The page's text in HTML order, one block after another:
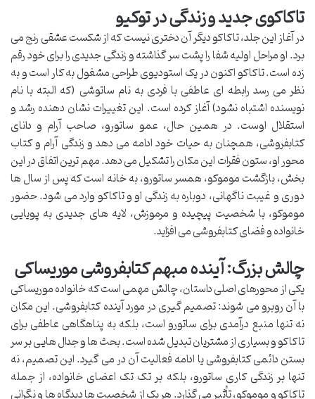
تاکاکوی جدید و زندگی در توکیو
در آغاز این جلد، تاکاکو دیگر آن دختری نیست که از شکست عشقی رنج می
برد. او مراحل اولیه شفا را پشت سر گذاشته و زندگی جدیدی را برای خود رقم
زده است. تاکاکو اکنون در یک استودیوی طراحی مشغول به کار است و به
نظر می رسد رابطه ای عاطفی با فردی به نام ساتوشی (که البته با نام
نویسنده اشتباه نشود) آغاز کرده است. این تغییرات نشان دهنده رشد و
استقلال اوست. در همین حال، عمو ساتورو، صاحب آرام و دانای
کتابفروشی، همچنان به حیات خود ادامه می دهد و زندگی آرام و کتاب
محور او، ستون فقرات این مکان را تشکیل می دهد. مهم ترین اتفاق در این
بخش، بازگشت موموکو، همسر ساتورو، به خانه است که پس از سال ها
دوری و غیبت ناگهانی، دوباره به زندگی او و تاکاکو وارد می شود. حضور
موموکو، با شخصیت پیچیده و مرموزش، لایه های جدیدی به پویایی
خانواده و فضای کتابفروشی می افزاید.
چالش بزرگ: آینده مبهم کتابفروشی موریساکی
یکی از محورهای اصلی داستان، چالش مهمی است که خانواده موریساکی
با آن روبرو می شوند: تصمیم گیری در مورد آینده کتابفروشی. این مکان
نه تنها منبع درآمدی برای ساتورو است، بلکه به پناهگاهی عاطفی برای
تاکاکو و بسیاری از مشتریان تبدیل شده است. بحث ها و جدال هایی بر سر
بستن دائمی کتابفروشی یا ادامه فعالیت آن در می گیرد. این تصمیم، نه
تنها بر زندگی کاری ساتورو، بلکه بر تک تک اعضای خانواده، از جمله
تاکاکو و موموکو، تأثیر می گذارد. هر یک از شخصیت ها دیدگاه ها و نگرانی